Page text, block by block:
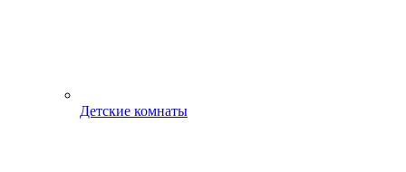
Детские комнаты